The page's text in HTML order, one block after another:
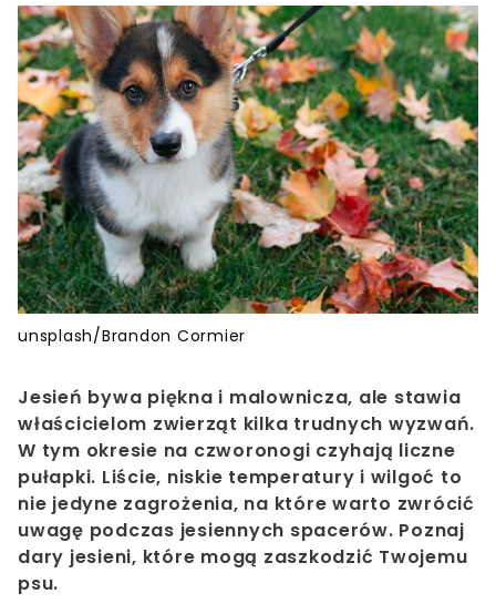
unsplash/Brandon Cormier
Jesień bywa piękna i malownicza, ale stawia
właścicielom zwierząt kilka trudnych wyzwań.
W tym okresie na czworonogi czyhają liczne
pułapki. Liście, niskie temperatury i wilgoć to
nie jedyne zagrożenia, na które warto zwrócić
uwagę podczas jesiennych spacerów. Poznaj
dary jesieni, które mogą zaszkodzić Twojemu
psu.